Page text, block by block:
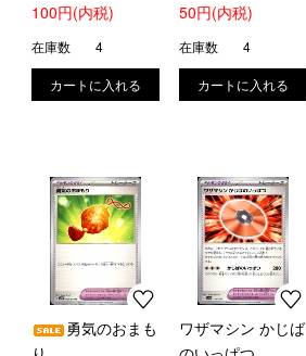
100円(内税)
在庫数 4
50円(内税)
在庫数 4
勇気のおまも
ワザマシン かじば